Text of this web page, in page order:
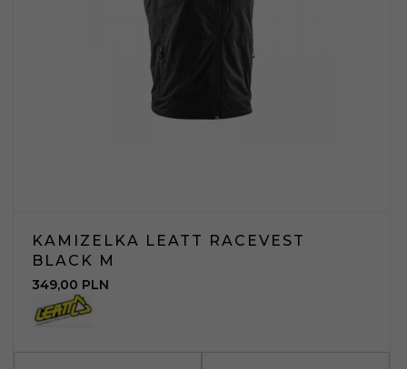
KAMIZELKA LEATT RACEVEST
BLACK M
349,00 PLN